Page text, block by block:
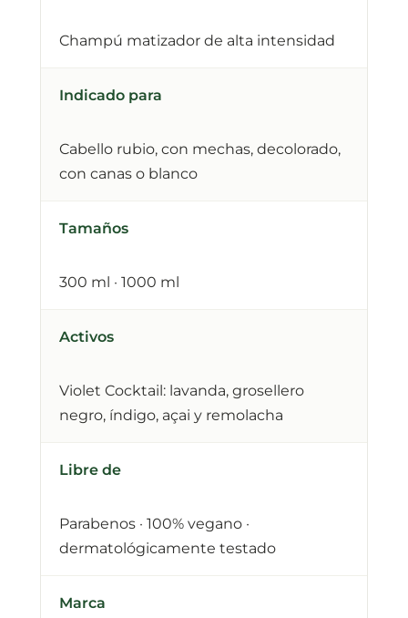
Champú matizador de alta intensidad
Indicado para
Cabello rubio, con mechas, decolorado,
con canas o blanco
Tamaños
300 ml · 1000 ml
Activos
Violet Cocktail: lavanda, grosellero
negro, índigo, açai y remolacha
Libre de
Parabenos · 100% vegano ·
dermatológicamente testado
Marca